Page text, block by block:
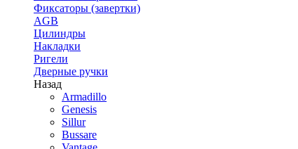
Фиксаторы (завертки)
AGB
Цилиндры
Накладки
Ригели
Дверные ручки
Назад
Armadillo
Genesis
Sillur
Bussare